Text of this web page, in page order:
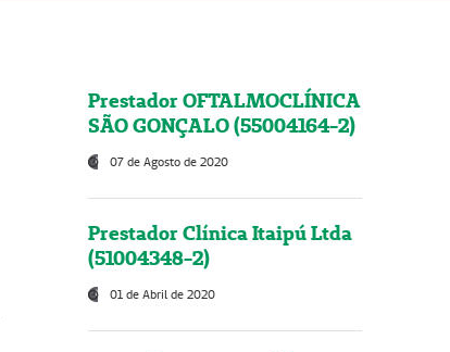
Prestador OFTALMOCLÍNICA
SÃO GONÇALO (55004164-2)
07 de Agosto de 2020
Prestador Clínica Itaipú Ltda
(51004348-2)
01 de Abril de 2020